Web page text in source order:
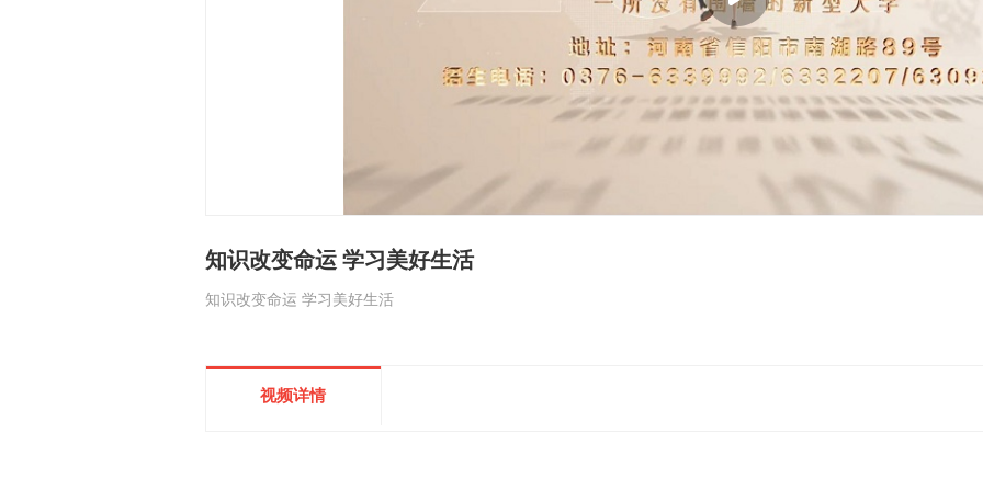
知识改变命运 学习美好生活
知识改变命运 学习美好生活
视频详情